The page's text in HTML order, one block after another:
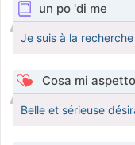
un po 'di me
Je suis à la
Cosa mi
Belle et sérieuse